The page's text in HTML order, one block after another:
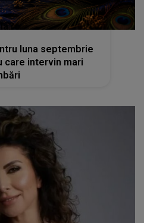
luna septembrie
care intervin mari